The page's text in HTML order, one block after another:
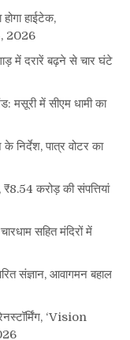
हाईटेक,
2026
में दरारें बढ़ने से चार घंटे
मसूरी में सीएम धामी का
निर्देश, पात्र वोटर का
₹8.54 करोड़ की संपत्तियां
सहित मंदिरों में
संज्ञान, आवागमन बहाल
‘Vision